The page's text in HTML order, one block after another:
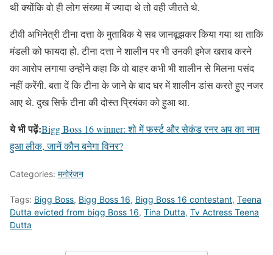
थी क्योंकि वो ही लोग संख्या में ज्यादा थे तो वही जीतते थे.
टीवी अभिनेत्री टीना दत्ता के मुताबिक ये सब जानबूझकर किया गया था ताकि
मंडली को फायदा हो. टीना दत्ता ने शालीन पर भी उनकी इमेज खराब करने
का आरोप लगाया उन्होंने कहा कि वो बाहर कभी भी शालीन से मिलना पसंद
नहीं करेंगी. बता दें कि टीना के जाने के बाद घर में शालीन डांस करते हुए नजर
आए थे. दुख सिर्फ टीना की दोस्त प्रियंका को हुआ था.
ये भी पढ़ें:Bigg Boss 16 winner: शो में फर्स्ट और सेकंड रनर अप का नाम
हुआ लीक, जानें कौन बनेगा विनर?
Categories: मनोरंजन
Tags: Bigg Boss, Bigg Boss 16, Bigg Boss 16 contestant, Teena
Dutta evicted from bigg Boss 16, Tina Dutta, Tv Actress Teena
Dutta